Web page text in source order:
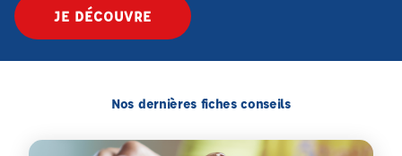
JE DÉCOUVRE
Nos dernières fiches conseils